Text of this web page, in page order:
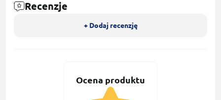
Recenzje
+ Dodaj recenzję
Ocena produktu